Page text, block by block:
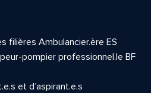
filières Ambulancier.ère ES
pompier professionnel.le BF
et d’aspirant.e.s